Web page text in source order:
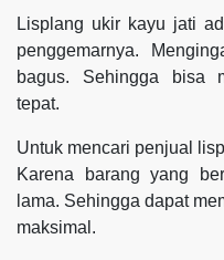
Lisplang ukir kayu jati
penggemarnya.
bagus. Sehingga bisa
tepat.
Untuk mencari penjual
Karena barang yang
lama. Sehingga dapat
maksimal.